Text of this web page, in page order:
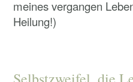
meines vergangen
Heilung!)